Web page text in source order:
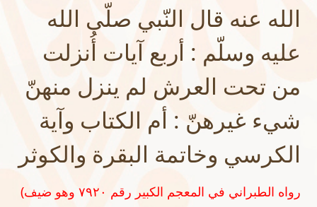
الله عنه قال النّبي صلّى الله
عليه وسلّم : أربع آيات أُنزلت
من تحت العرش لم ينزل منهنّ
شيء غيرهنّ : أم الكتاب وآية
الكرسي وخاتمة البقرة والكوثر
(رواه الطبراني في المعجم الكبير رقم ٧٩٢٠ وهو ضيف